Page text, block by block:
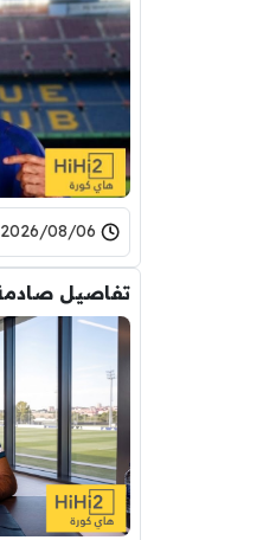
2026/08/06 - 17:17